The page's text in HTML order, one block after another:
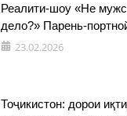
Реалити-шоу «Не
дело?» Парень-
23.02.2026
Тоҷикистон: дорои